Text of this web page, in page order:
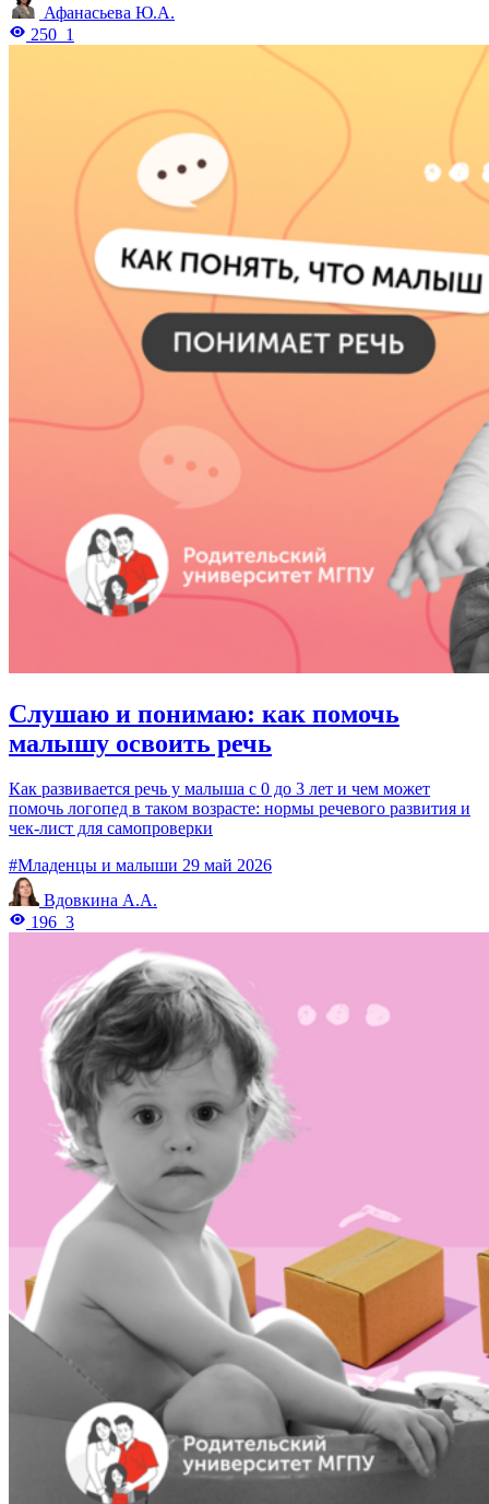
Афанасьева Ю.А.
250 1
Слушаю и понимаю: как помочь
малышу освоить речь
Как развивается речь у малыша с 0 до 3 лет и чем может
помочь логопед в таком возрасте: нормы речевого развития и
чек-лист для самопроверки
#Младенцы и малыши 29 май 2026
Вдовкина А.А.
196 3